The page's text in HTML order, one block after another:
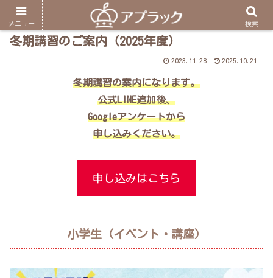
冬期講習のご案内（2025年度）
2023.11.28 2025.10.21
冬期講習の案内になります。
公式LINE追加後、
Googleアンケートから
申し込みください。
申し込みはこちら
小学生（イベント・講座）
メニュー 検索